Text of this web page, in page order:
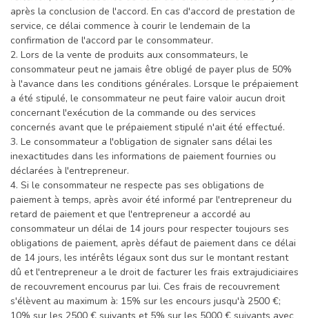
après la conclusion de l'accord. En cas d'accord de prestation de
service, ce délai commence à courir le lendemain de la
confirmation de l'accord par le consommateur.
2. Lors de la vente de produits aux consommateurs, le
consommateur peut ne jamais être obligé de payer plus de 50%
à l'avance dans les conditions générales. Lorsque le prépaiement
a été stipulé, le consommateur ne peut faire valoir aucun droit
concernant l'exécution de la commande ou des services
concernés avant que le prépaiement stipulé n'ait été effectué.
3. Le consommateur a l'obligation de signaler sans délai les
inexactitudes dans les informations de paiement fournies ou
déclarées à l'entrepreneur.
4. Si le consommateur ne respecte pas ses obligations de
paiement à temps, après avoir été informé par l'entrepreneur du
retard de paiement et que l'entrepreneur a accordé au
consommateur un délai de 14 jours pour respecter toujours ses
obligations de paiement, après défaut de paiement dans ce délai
de 14 jours, les intérêts légaux sont dus sur le montant restant
dû et l'entrepreneur a le droit de facturer les frais extrajudiciaires
de recouvrement encourus par lui. Ces frais de recouvrement
s'élèvent au maximum à: 15% sur les encours jusqu'à 2500 €;